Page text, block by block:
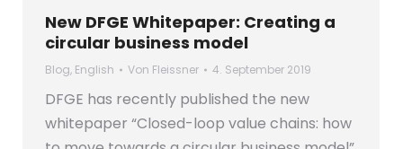
New DFGE Whitepaper: Creating a
circular business model
Blog, English Von Fleissner 4. September 2019
DFGE has recently published the new
whitepaper “Closed-loop value chains: how